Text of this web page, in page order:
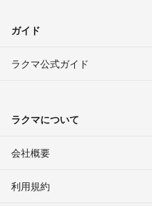
ガイド
ラクマ公式ガイド
ラクマについて
会社概要
利用規約